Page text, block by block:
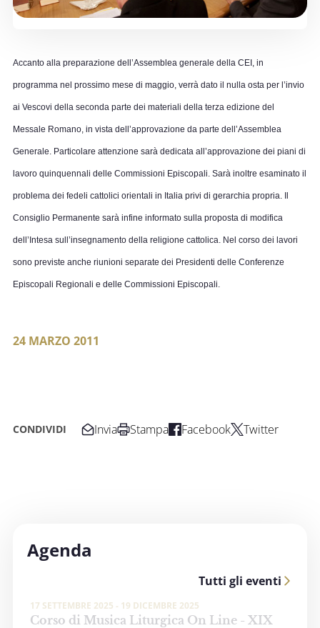
Accanto alla preparazione dell’Assemblea generale della CEI, in
programma nel prossimo mese di maggio, verrà dato il nulla osta per l’invio
ai Vescovi della seconda parte dei materiali della terza edizione del
Messale Romano, in vista dell’approvazione da parte dell’Assemblea
Generale. Particolare attenzione sarà dedicata all’approvazione dei piani di
lavoro quinquennali delle Commissioni Episcopali. Sarà inoltre esaminato il
problema dei fedeli cattolici orientali in Italia privi di gerarchia propria. Il
Consiglio Permanente sarà infine informato sulla proposta di modifica
dell’Intesa sull’insegnamento della religione cattolica. Nel corso dei lavori
sono previste anche riunioni separate dei Presidenti delle Conferenze
Episcopali Regionali e delle Commissioni Episcopali.
24 MARZO 2011
CONDIVIDI Invia Stampa Facebook Twitter
Agenda
Tutti gli eventi
17 SETTEMBRE 2025 - 19 DICEMBRE 2025
Corso di Musica Liturgica On Line - XIX